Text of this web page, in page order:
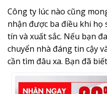
Công ty lúc nào cũng
nhận được ba điều khi họ
tín và xuất sắc. Nếu bạn
chuyển nhà đáng tin cậy
cần tìm đâu xa. Bạn đã